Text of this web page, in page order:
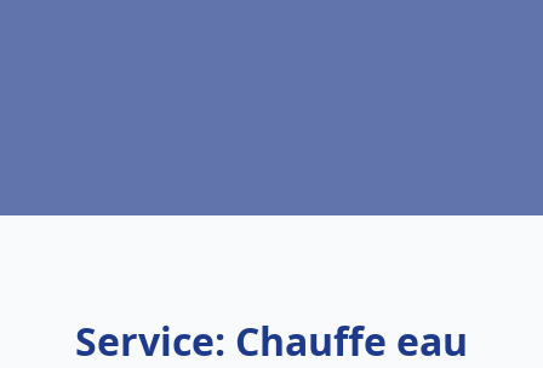
Service: Chauffe eau